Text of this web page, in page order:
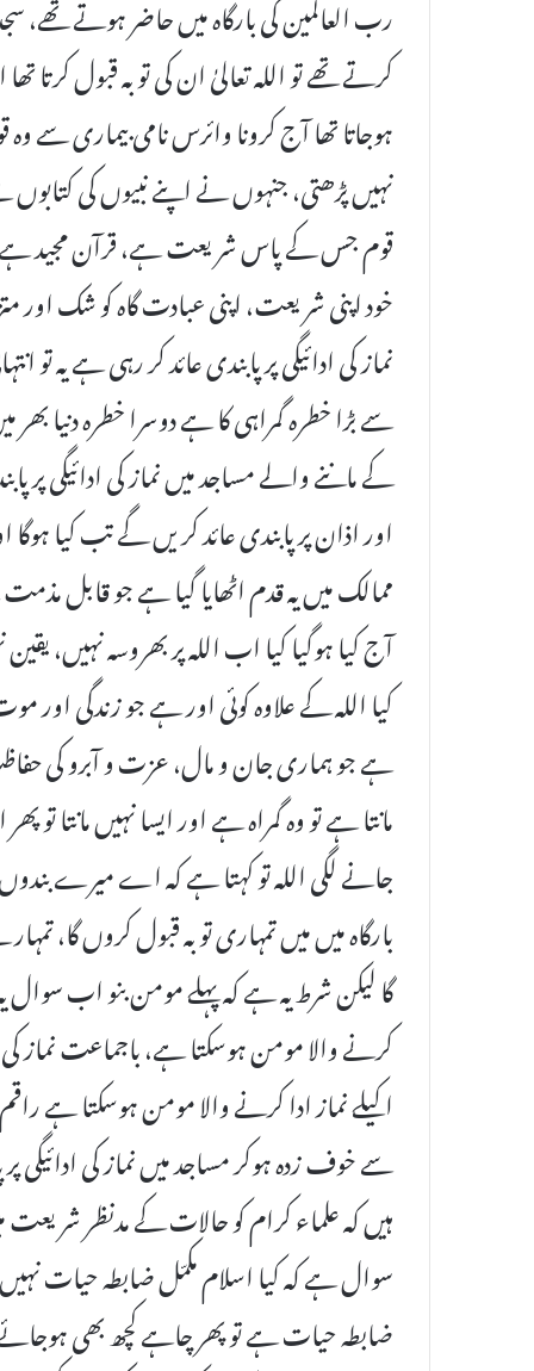
رب العالمین کی بارگاہ میں حاضر ہوتے
کرتے تھے تو اللہ تعالیٰ ان کی توبہ قبول
ہوجاتا تھا آج کرونا وائرس نامی بیماری سے وہ
نہیں پڑھتی، جنہوں نے اپنے نبیوں کی
قوم جس کے پاس شریعت ہے، قرآن مجید ہے،
خود اپنی شریعت، اپنی عبادت گاہ کو شک
نماز کی ادائیگی پر پابندی عائد کر رہی ہے
سے بڑا خطرہ گمراہی کا ہے دوسرا خطرہ دنیا
کے ماننے والے مساجد میں نماز کی ادائیگی
اور اذان پر پابندی عائد کریں گے تب کیا
ممالک میں یہ قدم اٹھایا گیا ہے جو قابل
آج کیا ہوگیا کیا اب اللہ پر بھروسہ نہیں،
کیا اللہ کے علاوہ کوئی اور ہے جو زندگی اور
ہے جو ہماری جان و مال، عزت و آبرو کی
مانتا ہے تو وہ گمراہ ہے اور ایسا نہیں
جانے لگی اللہ تو کہتا ہے کہ اے میرے
بارگاہ میں میں تمہاری توبہ قبول کروں گا،
گا لیکن شرط یہ ہے کہ پہلے مومن بنو اب سوال
کرنے والا مومن ہوسکتا ہے، باجماعت نماز
اکیلے نماز ادا کرنے والا مومن ہوسکتا ہے
سے خوف زدہ ہوکر مساجد میں نماز کی ادائیگی
ہیں کہ علماء کرام کو حالات کے مدنظر شریعت
سوال ہے کہ کیا اسلام مکمّل ضابطہ حیات
ضابطہ حیات ہے تو پھر چاہے کچھ بھی